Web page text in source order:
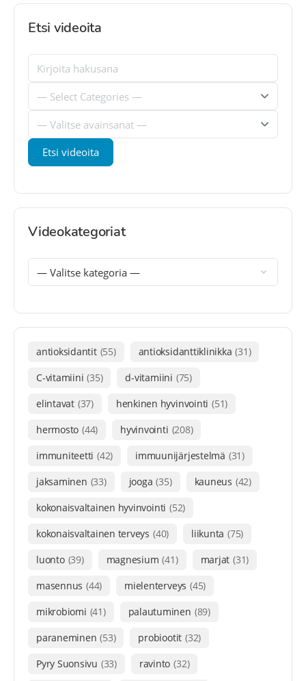
Etsi videoita
Videokategoriat
antioksidantit (55) antioksidanttiklinikka (31)
C-vitamiini (35) d-vitamiini (75)
elintavat (37) henkinen hyvinvointi (51)
hermosto (44) hyvinvointi (208)
immuniteetti (42) immuunijärjestelmä (31)
jaksaminen (33) jooga (35) kauneus (42)
kokonaisvaltainen hyvinvointi (52)
kokonaisvaltainen terveys (40) liikunta (75)
luonto (39) magnesium (41) marjat (31)
masennus (44) mielenterveys (45)
mikrobiomi (41) palautuminen (89)
paraneminen (53) probiootit (32)
Pyry Suonsivu (33) ravinto (32)